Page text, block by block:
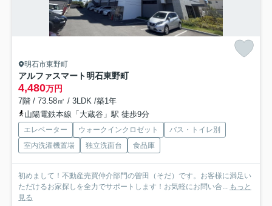
明石市東野町
アルファスマート明石東野町
4,480万円
7階 / 73.58㎡ / 3LDK /築1年
山陽電鉄本線「大蔵谷」駅 徒歩9分
エレベーター ウォークインクロゼット
バス・トイレ別
室内洗濯機置場
独立洗面台 食品庫
初めまして！不動産売買仲介部門の曽田（そだ）です。お客様に満足い
ただけるお家探しを全力でサポートします！お気軽にお問い合...
もっと
見る